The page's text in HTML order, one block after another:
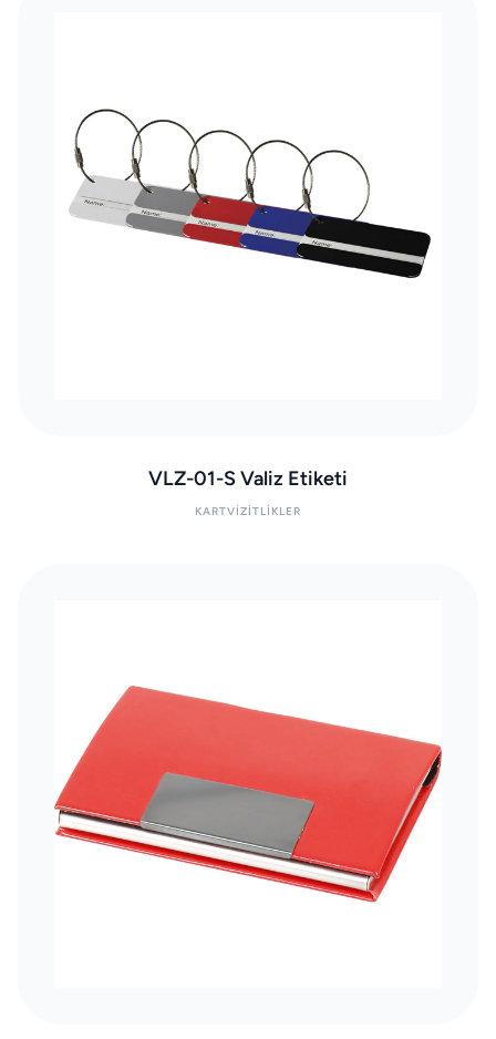
VLZ-01-S Valiz Etiketi
KARTVIZITLIKLER